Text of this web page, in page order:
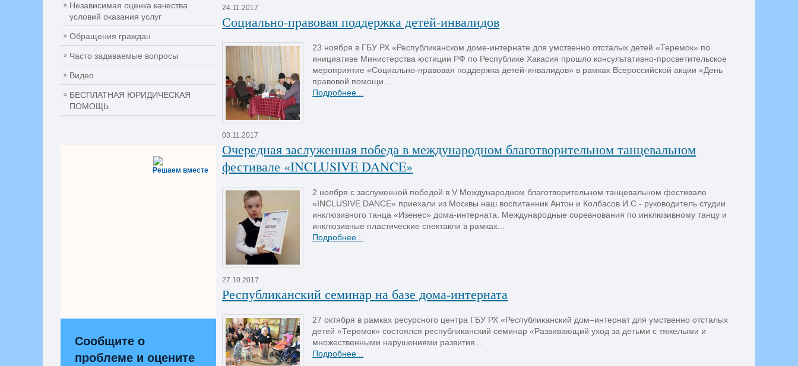
Независимая оценка качества
условий оказания услуг
Обращения граждан
Часто задаваемые вопросы
Видео
БЕСПЛАТНАЯ ЮРИДИЧЕСКАЯ
ПОМОЩЬ
Решаем вместе
Сообщите о
проблеме и оцените
24.11.2017
Социально-правовая поддержка детей-инвалидов
23 ноября в ГБУ РХ «Республиканском доме-интернате для умственно отсталых детей «Теремок» по
инициативе Министерства юстиции РФ по Республике Хакасия прошло консультативно-просветительское
мероприятие «Социально-правовая поддержка детей-инвалидов» в рамках Всероссийской акции «День
правовой помощи...
Подробнее...
03.11.2017
Очередная заслуженная победа в международном благотворительном танцевальном
фестивале «INCLUSIVE DANCE»
2 ноября с заслуженной победой в V Международном благотворительном танцевальном фестивале
«INCLUSIVE DANCE» приехали из Москвы наш воспитанник Антон и Колбасов И.С.- руководитель студии
инклюзивного танца «Изенес» дома-интерната. Международные соревнования по инклюзивному танцу и
инклюзивные пластические спектакли в рамках...
Подробнее...
27.10.2017
Республиканский семинар на базе дома-интерната
27 октября в рамках ресурсного центра ГБУ РХ «Республиканский дом–интернат для умственно отсталых
детей «Теремок» состоялся республиканский семинар «Развивающий уход за детьми с тяжелыми и
множественными нарушениями развития...
Подробнее...